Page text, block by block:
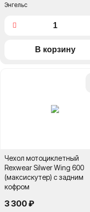
Энгельс
Чехол мотоциклетный
Rexwear Silwer Wing 600
(максискутер) с задним
кофром
3 300 ₽